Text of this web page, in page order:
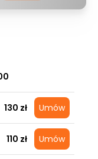
130 zł Umów
110 zł Umów